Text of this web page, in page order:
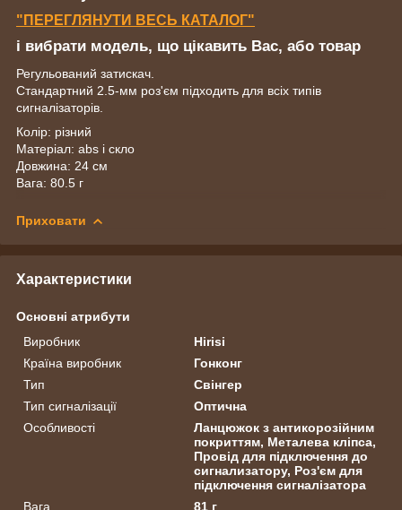
"ПЕРЕГЛЯНУТИ ВЕСЬ КАТАЛОГ"
і вибрати модель, що цікавить Вас, або товар
Регульований затискач.
Стандартний 2.5-мм роз'єм підходить для всіх типів
сигналізаторів.
Колір: різний
Матеріал: abs і скло
Довжина: 24 см
Вага: 80.5 г
Приховати
Характеристики
Основні атрибути
Виробник
Hirisi
Країна виробник
Гонконг
Тип
Свінгер
Тип сигналізації
Оптична
Особливості
Ланцюжок з антикорозійним
покриттям, Металева кліпса,
Провід для підключення до
сигнализатору, Роз'єм для
підключення сигналізатора
Вага
81 г